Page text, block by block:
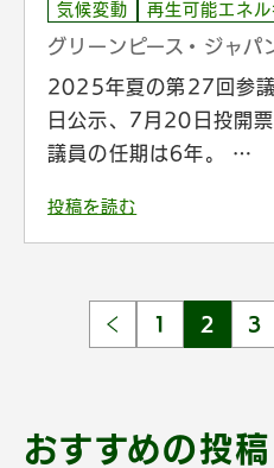
気候変動 再生可能エネル
グリーンピース・ジャパ
2025年夏の第27回参
日公示、7月20日投開
議員の任期は6年。 …
投稿を読む
1 2 3
おすすめの投稿